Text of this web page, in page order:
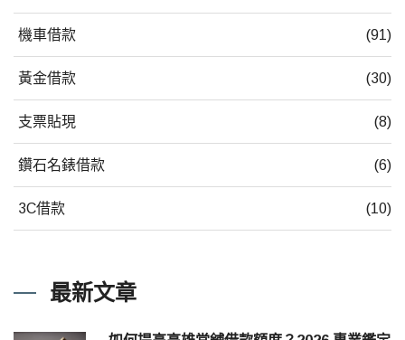
機車借款 (91)
黃金借款 (30)
支票貼現 (8)
鑽石名錶借款 (6)
3C借款 (10)
最新文章